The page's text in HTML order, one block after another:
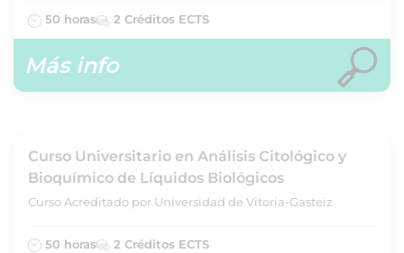
50 horas 2 Créditos ECTS
Más info
Curso Universitario en Análisis Citológico y
Bioquímico de Líquidos Biológicos
Curso Acreditado por Universidad de Vitoria-Gasteiz
50 horas 2 Créditos ECTS